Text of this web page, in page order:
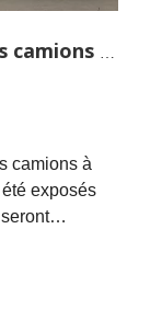
Cinq principes d'entretien des camions à benne basculante
camions à
exposés
que le